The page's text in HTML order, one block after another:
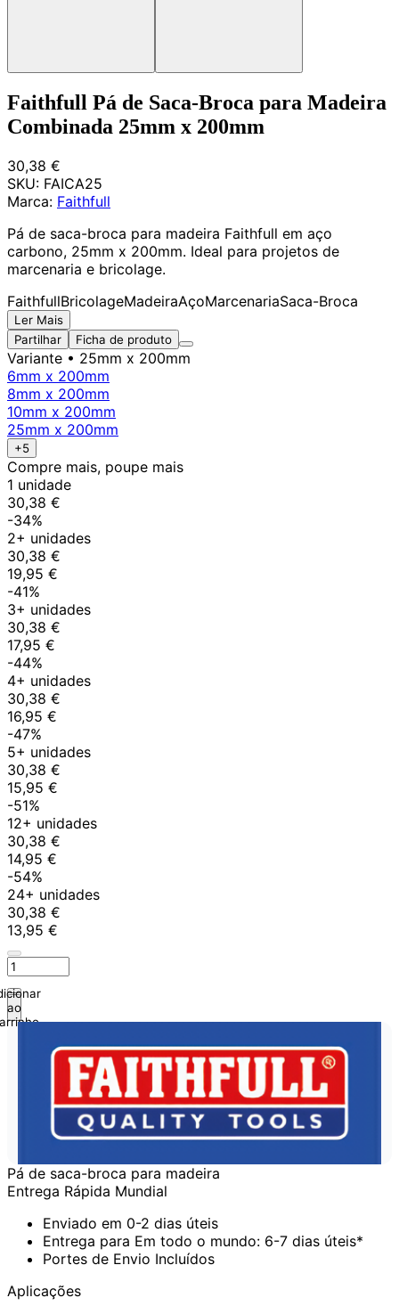
Faithfull Pá de Saca-Broca para Madeira
Combinada 25mm x 200mm
30,38 €
SKU: FAICA25
Marca: Faithfull
Pá de saca-broca para madeira Faithfull em aço
carbono, 25mm x 200mm. Ideal para projetos de
marcenaria e bricolage.
FaithfullBricolageMadeiraAçoMarcenariaSaca-Broca
Ler Mais
Partilhar
Ficha de produto
Variante • 25mm x 200mm
6mm x 200mm
8mm x 200mm
10mm x 200mm
25mm x 200mm
+5
Compre mais, poupe mais
1 unidade
30,38 €
-34%
2+ unidades
30,38 €
19,95 €
-41%
3+ unidades
30,38 €
17,95 €
-44%
4+ unidades
30,38 €
16,95 €
-47%
5+ unidades
30,38 €
15,95 €
-51%
12+ unidades
30,38 €
14,95 €
-54%
24+ unidades
30,38 €
13,95 €
ao
Pá de saca-broca para madeira
Entrega Rápida Mundial
Enviado em 0-2 dias úteis
Entrega para Em todo o mundo: 6-7 dias úteis*
Portes de Envio Incluídos
Aplicações